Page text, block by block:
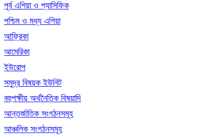
পূর্ব এশিয়া ও প্যাসিফিক
পশ্চিম ও মধ্য এশিয়া
আফ্রিকা
আমেরিকা
ইউরোপ
সমুদ্র বিষয়ক ইউনিট
বহুপক্ষীয় অর্থনৈতিক বিষয়াদি
আন্তর্জাতিক সংগঠনসমূহ
আঞ্চলিক সংগঠনসমূহ